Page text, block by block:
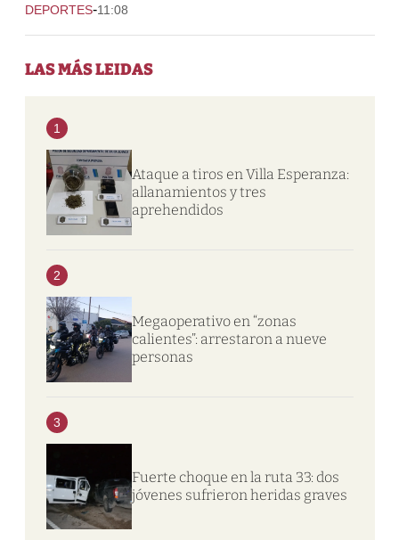
DEPORTES-11:08
LAS MÁS LEIDAS
1
Ataque a tiros en Villa Esperanza:
allanamientos y tres
aprehendidos
2
Megaoperativo en “zonas
calientes”: arrestaron a nueve
personas
3
Fuerte choque en la ruta 33: dos
jóvenes sufrieron heridas graves